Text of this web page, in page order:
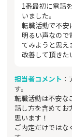
1番最初に電話
いました。
転職活動で不安
明るい声なので
てみようと思え
改善して頂きた
担当者コメント
す。
転職活動は不安な
話し方を含めてお
思います！
ご内定だけではな